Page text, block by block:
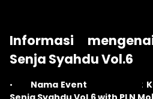
Informasi
Senja Syahdu Vol.6
• Nama Event :